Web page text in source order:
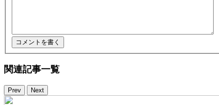
関連記事一覧
Prev Next